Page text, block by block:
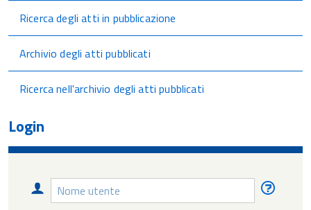
Ricerca degli atti in pubblicazione
Archivio degli atti pubblicati
Ricerca nell'archivio degli atti pubblicati
Login
Nome
utente